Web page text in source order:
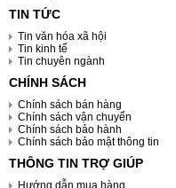
TIN TỨC
Tin văn hóa xã hội
Tin kinh tế
Tin chuyên ngành
CHÍNH SÁCH
Chính sách bán hàng
Chính sách vận chuyển
Chính sách bảo hành
Chính sách bảo mật thông tin
THÔNG TIN TRỢ GIÚP
Hướng dẫn mua hàng